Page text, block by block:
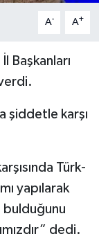
A- A+
Başkanları
şiddetle karşı
Türk-
yapılarak
bulduğunu
dedi.